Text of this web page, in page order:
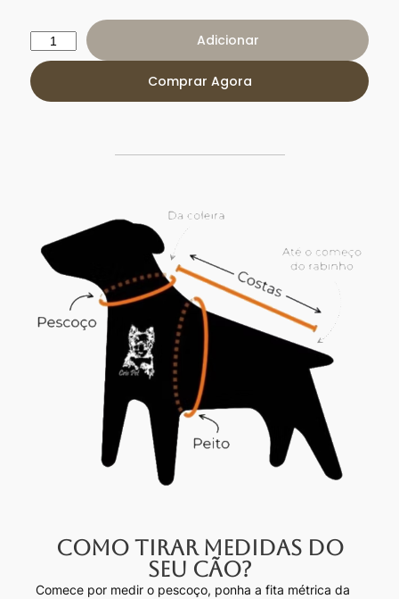
Adicionar
Comprar Agora
Como tirar medidas do
seu cão?
Comece por medir o pescoço, ponha a fita métrica da